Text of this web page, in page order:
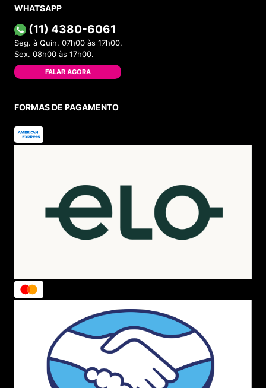
WHATSAPP
(11) 4380-6061
Seg. à Quin. 07h00 às 17h00.
Sex. 08h00 às 17h00.
FALAR AGORA
FORMAS DE PAGAMENTO